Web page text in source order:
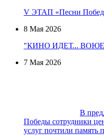
V ЭТАП «Песни
8 Мая 2026
"КИНО ИДЕТ...
7 Мая 2026
В
Победы сотрудники
услуг почтили память